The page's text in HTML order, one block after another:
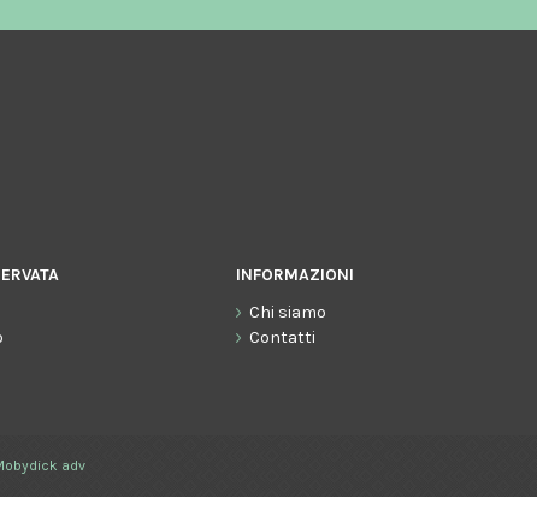
INFORMAZIONI
Chi siamo
Contatti
adv